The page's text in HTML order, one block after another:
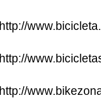
http://
http://
http://